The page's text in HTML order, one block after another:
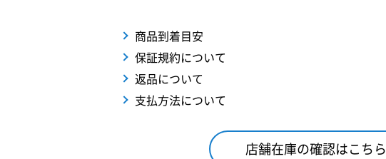
商品到着目安
保証規約について
返品について
支払方法について
店舗在庫の確認はこちら